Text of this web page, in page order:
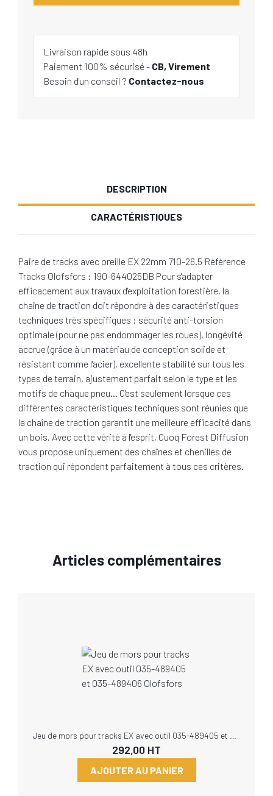
Livraison rapide sous 48h
Paiement 100% sécurisé - CB, Virement
Besoin d'un conseil ? Contactez-nous
DESCRIPTION
CARACTÉRISTIQUES
Paire de tracks avec oreille EX 22mm 710-26.5 Référence
Tracks Olofsfors : 190-644025DB Pour s'adapter
efficacement aux travaux d'exploitation forestière, la
chaîne de traction doit répondre à des caractéristiques
techniques très spécifiques : sécurité anti-torsion
optimale (pour ne pas endommager les roues), longévité
accrue (grâce à un matériau de conception solide et
résistant comme l'acier), excellente stabilité sur tous les
types de terrain, ajustement parfait selon le type et les
motifs de chaque pneu… C'est seulement lorsque ces
différentes caractéristiques techniques sont réunies que
la chaîne de traction garantit une meilleure efficacité dans
un bois. Avec cette vérité à l'esprit, Cuoq Forest Diffusion
vous propose uniquement des chaînes et chenilles de
traction qui répondent parfaitement à tous ces critères.
Articles complémentaires
292,00 HT
AJOUTER AU PANIER